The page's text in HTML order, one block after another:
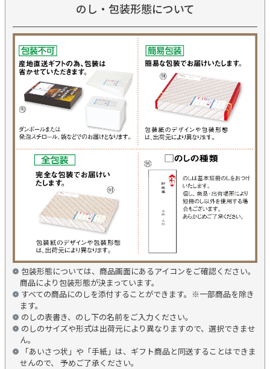
のし・包装形態について
包装形態については、商品画面にあるアイコンをご確認ください。
商品により包装形態が決まっています。
すべての商品にのしを添付することができます。※一部商品を除き
ます。
のしの表書き、のし下の名前をご入力ください。
のしのサイズや形式は出荷元により異なりますので、選択できませ
ん。
「あいさつ状」や「手紙」は、ギフト商品と同送することはできま
せんので、 予めご了承ください。